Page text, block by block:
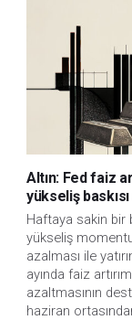
Altın: Fed faiz
yükseliş
Haftaya sakin bir
yükseliş
azalması ile
ayında faiz
azaltmasının
haziran